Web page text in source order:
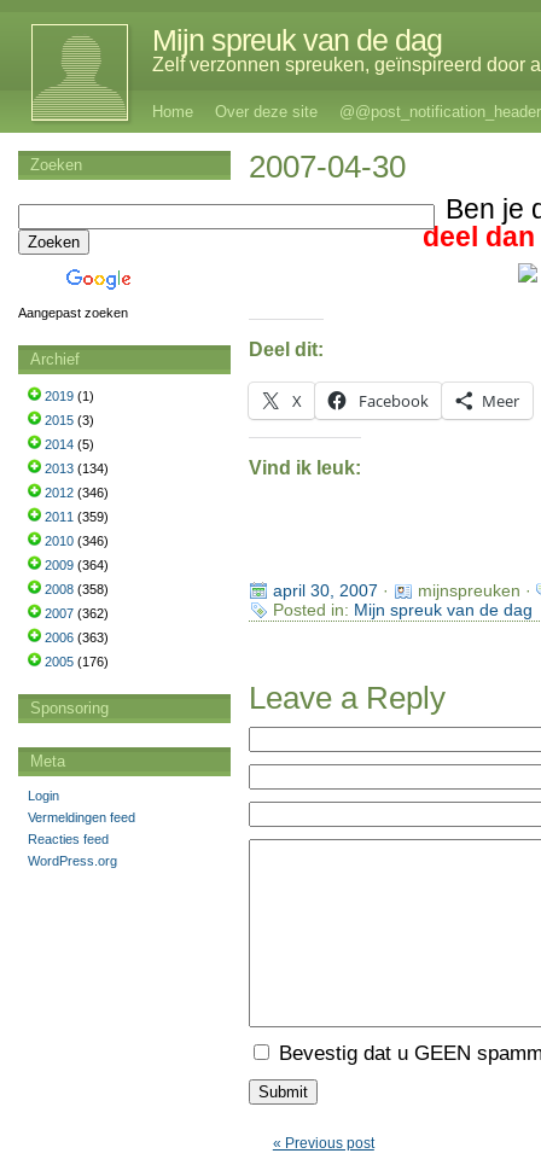
Mijn spreuk van de dag
Zelf verzonnen spreuken, geïnspireerd door
Home Over deze site @@post_notification_header
2007-04-30
Ben je
deel dan
Deel dit:
X Facebook Meer
Vind ik leuk:
april 30, 2007 ·
mijnspreuken ·
Posted in: Mijn spreuk van de dag
Leave a Reply
Bevestig dat u GEEN
« Previous post
Zoeken
Aangepast zoeken
Archief
2019 (1)
2015 (3)
2014 (5)
2013 (134)
2012 (346)
2011 (359)
2010 (346)
2009 (364)
2008 (358)
2007 (362)
2006 (363)
2005 (176)
Sponsoring
Meta
Login
Vermeldingen feed
Reacties feed
WordPress.org